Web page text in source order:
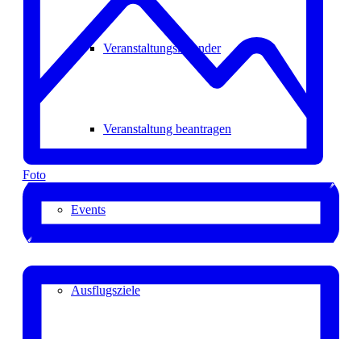
Veranstaltungskalender
Veranstaltung beantragen
Events
Ausflugsziele
Foto